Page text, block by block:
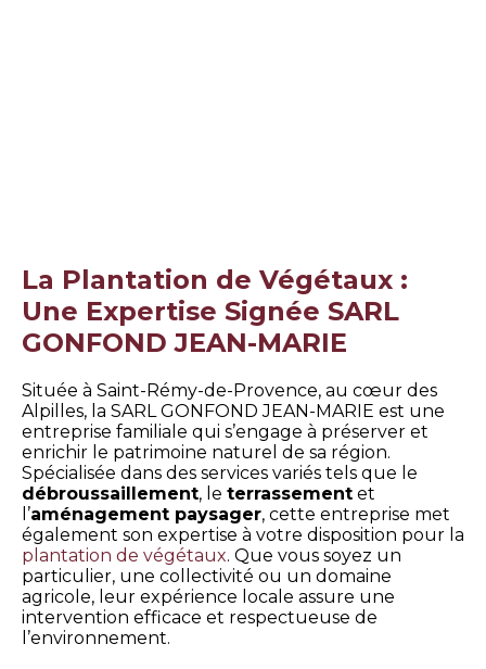
La Plantation de Végétaux :
Une Expertise Signée SARL
GONFOND JEAN-MARIE
Située à Saint-Rémy-de-Provence, au cœur des
Alpilles, la SARL GONFOND JEAN-MARIE est une
entreprise familiale qui s’engage à préserver et
enrichir le patrimoine naturel de sa région.
Spécialisée dans des services variés tels que le
débroussaillement, le terrassement et
l’aménagement paysager, cette entreprise met
également son expertise à votre disposition pour la
plantation de végétaux. Que vous soyez un
particulier, une collectivité ou un domaine
agricole, leur expérience locale assure une
intervention efficace et respectueuse de
l’environnement.